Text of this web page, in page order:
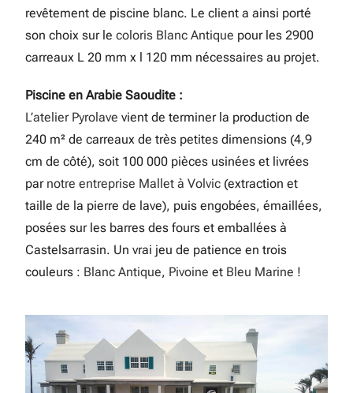
revêtement de piscine blanc. Le client a ainsi porté
son choix sur lecoloris Blanc Antique pour les 2900
carreaux L 20 mm x l 120 mm nécessaires au projet.
Piscine en Arabie Saoudite :
L’atelier Pyrolave vient de terminer la production de
240 m² de carreaux de très petites dimensions (4,9
cm de côté), soit 100 000 pièces usinées et livrées
par notre entreprise Mallet à Volvic (extraction et
taille de la pierre de lave), puis engobées, émaillées,
posées sur les barres des fours et emballées à
Castelsarrasin. Un vrai jeu de patience en trois
couleurs : Blanc Antique, Pivoine et Bleu Marine !